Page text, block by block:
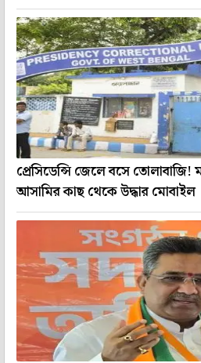
প্রেসিডেন্সি জেলে বসে
আসামির কাছ থেকে উদ্ধার মোবাইল